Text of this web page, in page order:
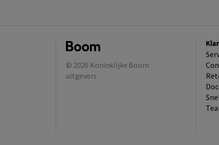
© 2026 Koninklijke Boom
uitgevers